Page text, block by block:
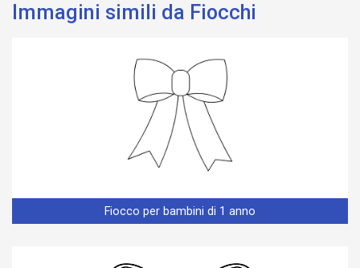
Immagini simili da Fiocchi
Fiocco per bambini di 1 anno